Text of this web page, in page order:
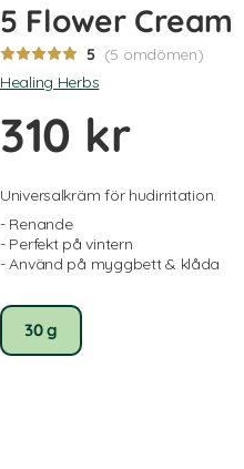
5 Flower Cream
5 (5 omdömen)
Healing Herbs
310 kr
Universalkräm för hudirritation.
- Renande
- Perfekt på vintern
- Använd på myggbett & klåda
30 g